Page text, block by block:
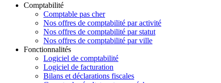
Comptabilité
Comptable pas cher
Nos offres de comptabilité par activité
Nos offres de comptabilité par statut
Nos offres de comptabilité par ville
Fonctionnalités
Logiciel de comptabilité
Logiciel de facturation
Bilans et déclarations fiscales